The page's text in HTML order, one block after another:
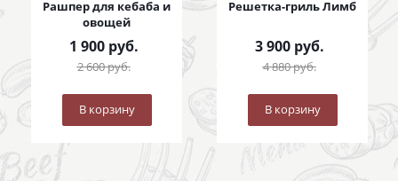
Рашпер для кебаба и
овощей
1 900руб.
2 600руб.
В корзину
Решетка-гриль Лимб
3 900руб.
4 880руб.
В корзину